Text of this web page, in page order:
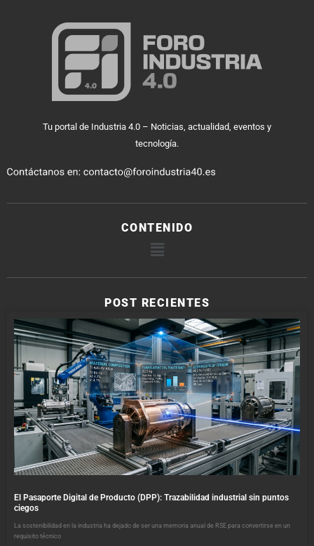
Tu portal de Industria 4.0 – Noticias, actualidad, eventos y
tecnología.
CONTENIDO
POST RECIENTES
El Pasaporte Digital de Producto (DPP): Trazabilidad industrial sin puntos
ciegos
La sostenibilidad en la industria ha dejado de ser una memoria anual de RSE para convertirse en un
requisito técnico